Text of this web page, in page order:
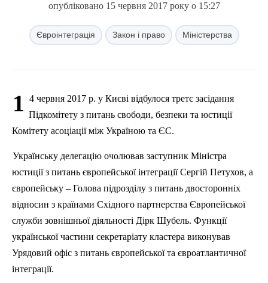
опубліковано 15 червня 2017 року о 15:27
Євроінтеграція Закон і право Міністерства
1 4 червня 2017 р. у Києві відбулося третє засідання
Підкомітету з питань свободи, безпеки та юстиції
Комітету асоціації між Україною та ЄС.
Українську делегацію очолював заступник Міністра
юстиції з питань європейської інтеграції Сергій Петухов, а
європейську – Голова підрозділу з питань двосторонніх
відносин з країнами Східного партнерства Європейської
служби зовнішньої діяльності Дірк Шубель. Функції
української частини секретаріату кластера виконував
Урядовий офіс з питань європейської та євроатлантичної
інтеграції.